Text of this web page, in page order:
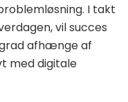
I takt
vil succes
afhænge af
med digitale